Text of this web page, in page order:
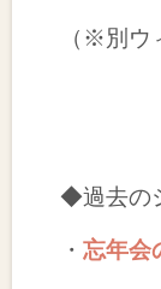
（※別ウ
◆過去の
・ 忘年会